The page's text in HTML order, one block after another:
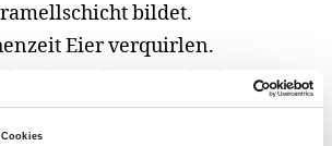
bildet.
Eier verquirlen.
hinzufügen und solange
sich der Zucker aufgelöst hat.
Eiermasse in die Förmchen.